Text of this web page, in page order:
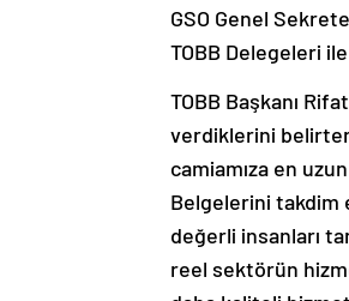
GSO Genel
TOBB Delegeleri
TOBB Başkanı
verdiklerini
camiamıza en
Belgelerini takdim
değerli insanları
reel sektörün